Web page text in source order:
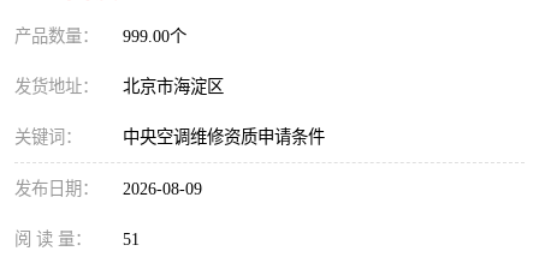
产品数量： 999.00个
发货地址： 北京市海淀区
关键词： 中央空调维修资质申请条件
发布日期： 2026-08-09
阅 读 量： 51